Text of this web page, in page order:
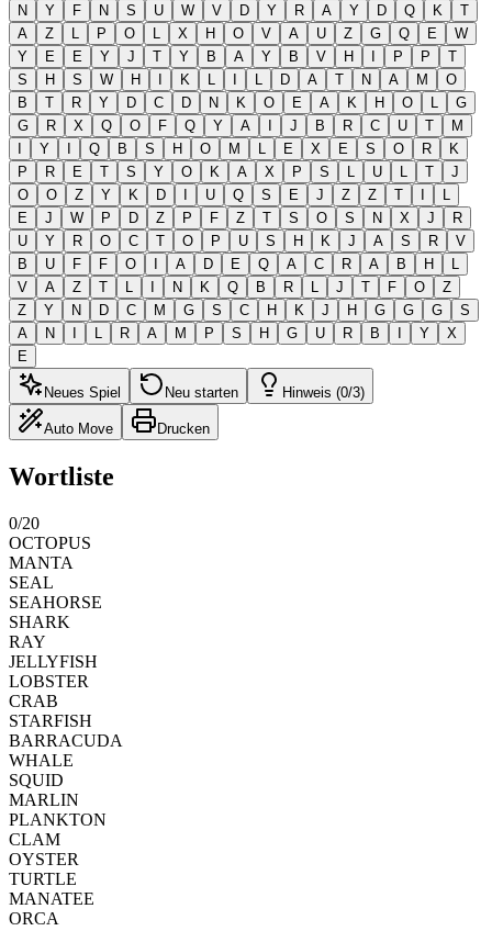
N
Y F N S U W V D Y R A Y D Q K
T
A
Z L P O L X H O V A U Z G Q E
W
Y
E E Y J T Y B A Y B V H I P P
T
S
H S W H I K L I L D A T N A M
O
B
T R Y D C D N K O E A K H O L
G
G
R X Q O F Q Y A I J B R C U T
M
I
Y I Q B S H O M L E X E S O R
K
P
R E T S Y O K A X P S L U L T
J
O
O Z Y K D I U Q S E J Z Z T I
L
E
J W P D Z P F Z T S O S N X J
R
U
Y R O C T O P U S H K J A S R
V
B
U F F O I A D E Q A C R A B H
L
V
A Z T L I N K Q B R L J T F O
Z
Z
Y N D C M G S C H K J H G G G
S
A
N I L R A M P S H G U R B I Y
X
E
Neues Spiel Neu starten Hinweis (0/3)
Auto Move Drucken
Wortliste
0/20
OCTOPUS
MANTA
SEAL
SEAHORSE
SHARK
RAY
JELLYFISH
LOBSTER
CRAB
STARFISH
BARRACUDA
WHALE
SQUID
MARLIN
PLANKTON
CLAM
OYSTER
TURTLE
MANATEE
ORCA